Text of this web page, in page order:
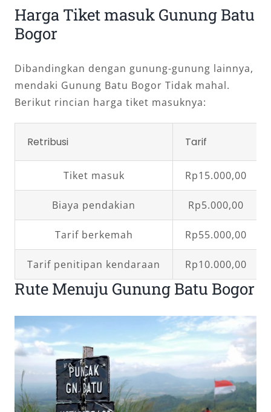
Harga Tiket masuk Gunung Batu
Bogor
Dibandingkan dengan gunung-gunung lainnya,
mendaki Gunung Batu Bogor Tidak mahal.
Berikut rincian harga tiket masuknya:
Retribusi Tarif
Tiket masuk Rp15.000,00
Biaya pendakian Rp5.000,00
Tarif berkemah Rp55.000,00
Tarif penitipan kendaraan Rp10.000,00
Rute Menuju Gunung Batu Bogor